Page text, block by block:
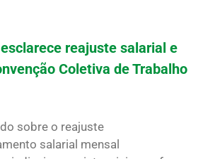
esclarece reajuste salarial e
Coletiva de Trabalho
sobre o reajuste
salarial mensal